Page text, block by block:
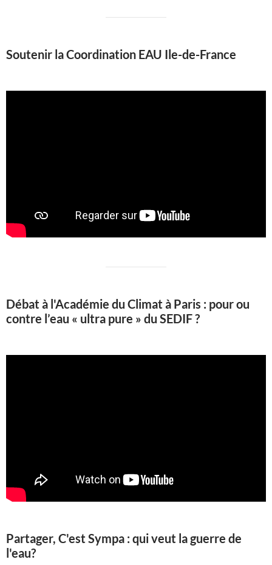
Soutenir la Coordination EAU Ile-de-France
Débat à l'Académie du Climat à Paris : pour ou
contre l’eau « ultra pure » du SEDIF ?
Partager, C'est Sympa : qui veut la guerre de
l'eau?